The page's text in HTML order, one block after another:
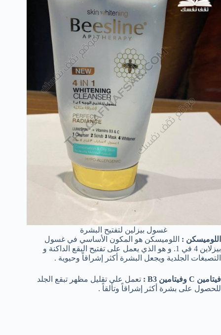
غسول بيزلين لتفتيح البشرة
اللوميسكن : اللوميسكن هو المكون الأساسي في غسول
بيزلاين 4 في 1. و هو الذي يعمل على تفتيح البقع الداكنة و
التصبغات الجلدية ويجعل البشرة أكثر إشراقاً وحيوية .
فيتامين C وفيتامين B3
: تعمل على تقليل مظهر تبقع الجلد
للحصول على بشرة أكثر إشراقاً وتألقاً .